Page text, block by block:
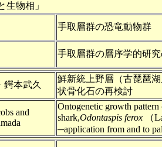
物相」
手取層群の恐竜動物群
手取層群の層序学的研
鍔本武久
鮮新統上野層（古琵琶
状骨化石の再検討
and
Ontogenetic growth
shark,Odontaspis ferox （
─application from and to